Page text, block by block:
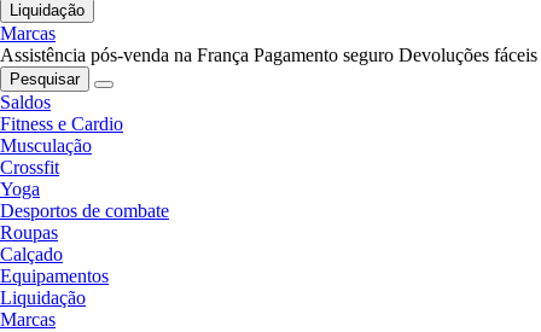
Liquidação
Marcas
Assistência pós-venda na França Pagamento seguro Devoluções fáceis
Pesquisar
Saldos
Fitness e Cardio
Musculação
Crossfit
Yoga
Desportos de combate
Roupas
Calçado
Equipamentos
Liquidação
Marcas